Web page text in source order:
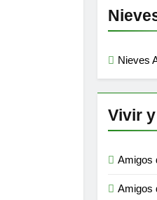
Nieves
Vivir
Amigos
Amigos